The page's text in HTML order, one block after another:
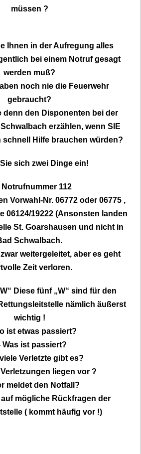
müssen ?
Ihnen in der Aufregung alles
bei einem Notruf gesagt
werden muß?
noch nie die Feuerwehr
gebraucht?
denn den Disponenten bei der
erzählen, wenn SIE
schnell Hilfe brauchen würden?
sich zwei Dinge ein!
Notrufnummer 112
Vorwahl-Nr. 06772 oder 06775 ,
06124/19222 (Ansonsten landen
St. Goarshausen und nicht in
Schwalbach.
weitergeleitet, aber es geht
Zeit verloren.
Diese fünf „W“ sind für den
nämlich äußerst
wichtig !
ist etwas passiert?
ist passiert?
Verletzte gibt es?
liegen vor ?
meldet den Notfall?
mögliche Rückfragen der
( kommt häufig vor !)